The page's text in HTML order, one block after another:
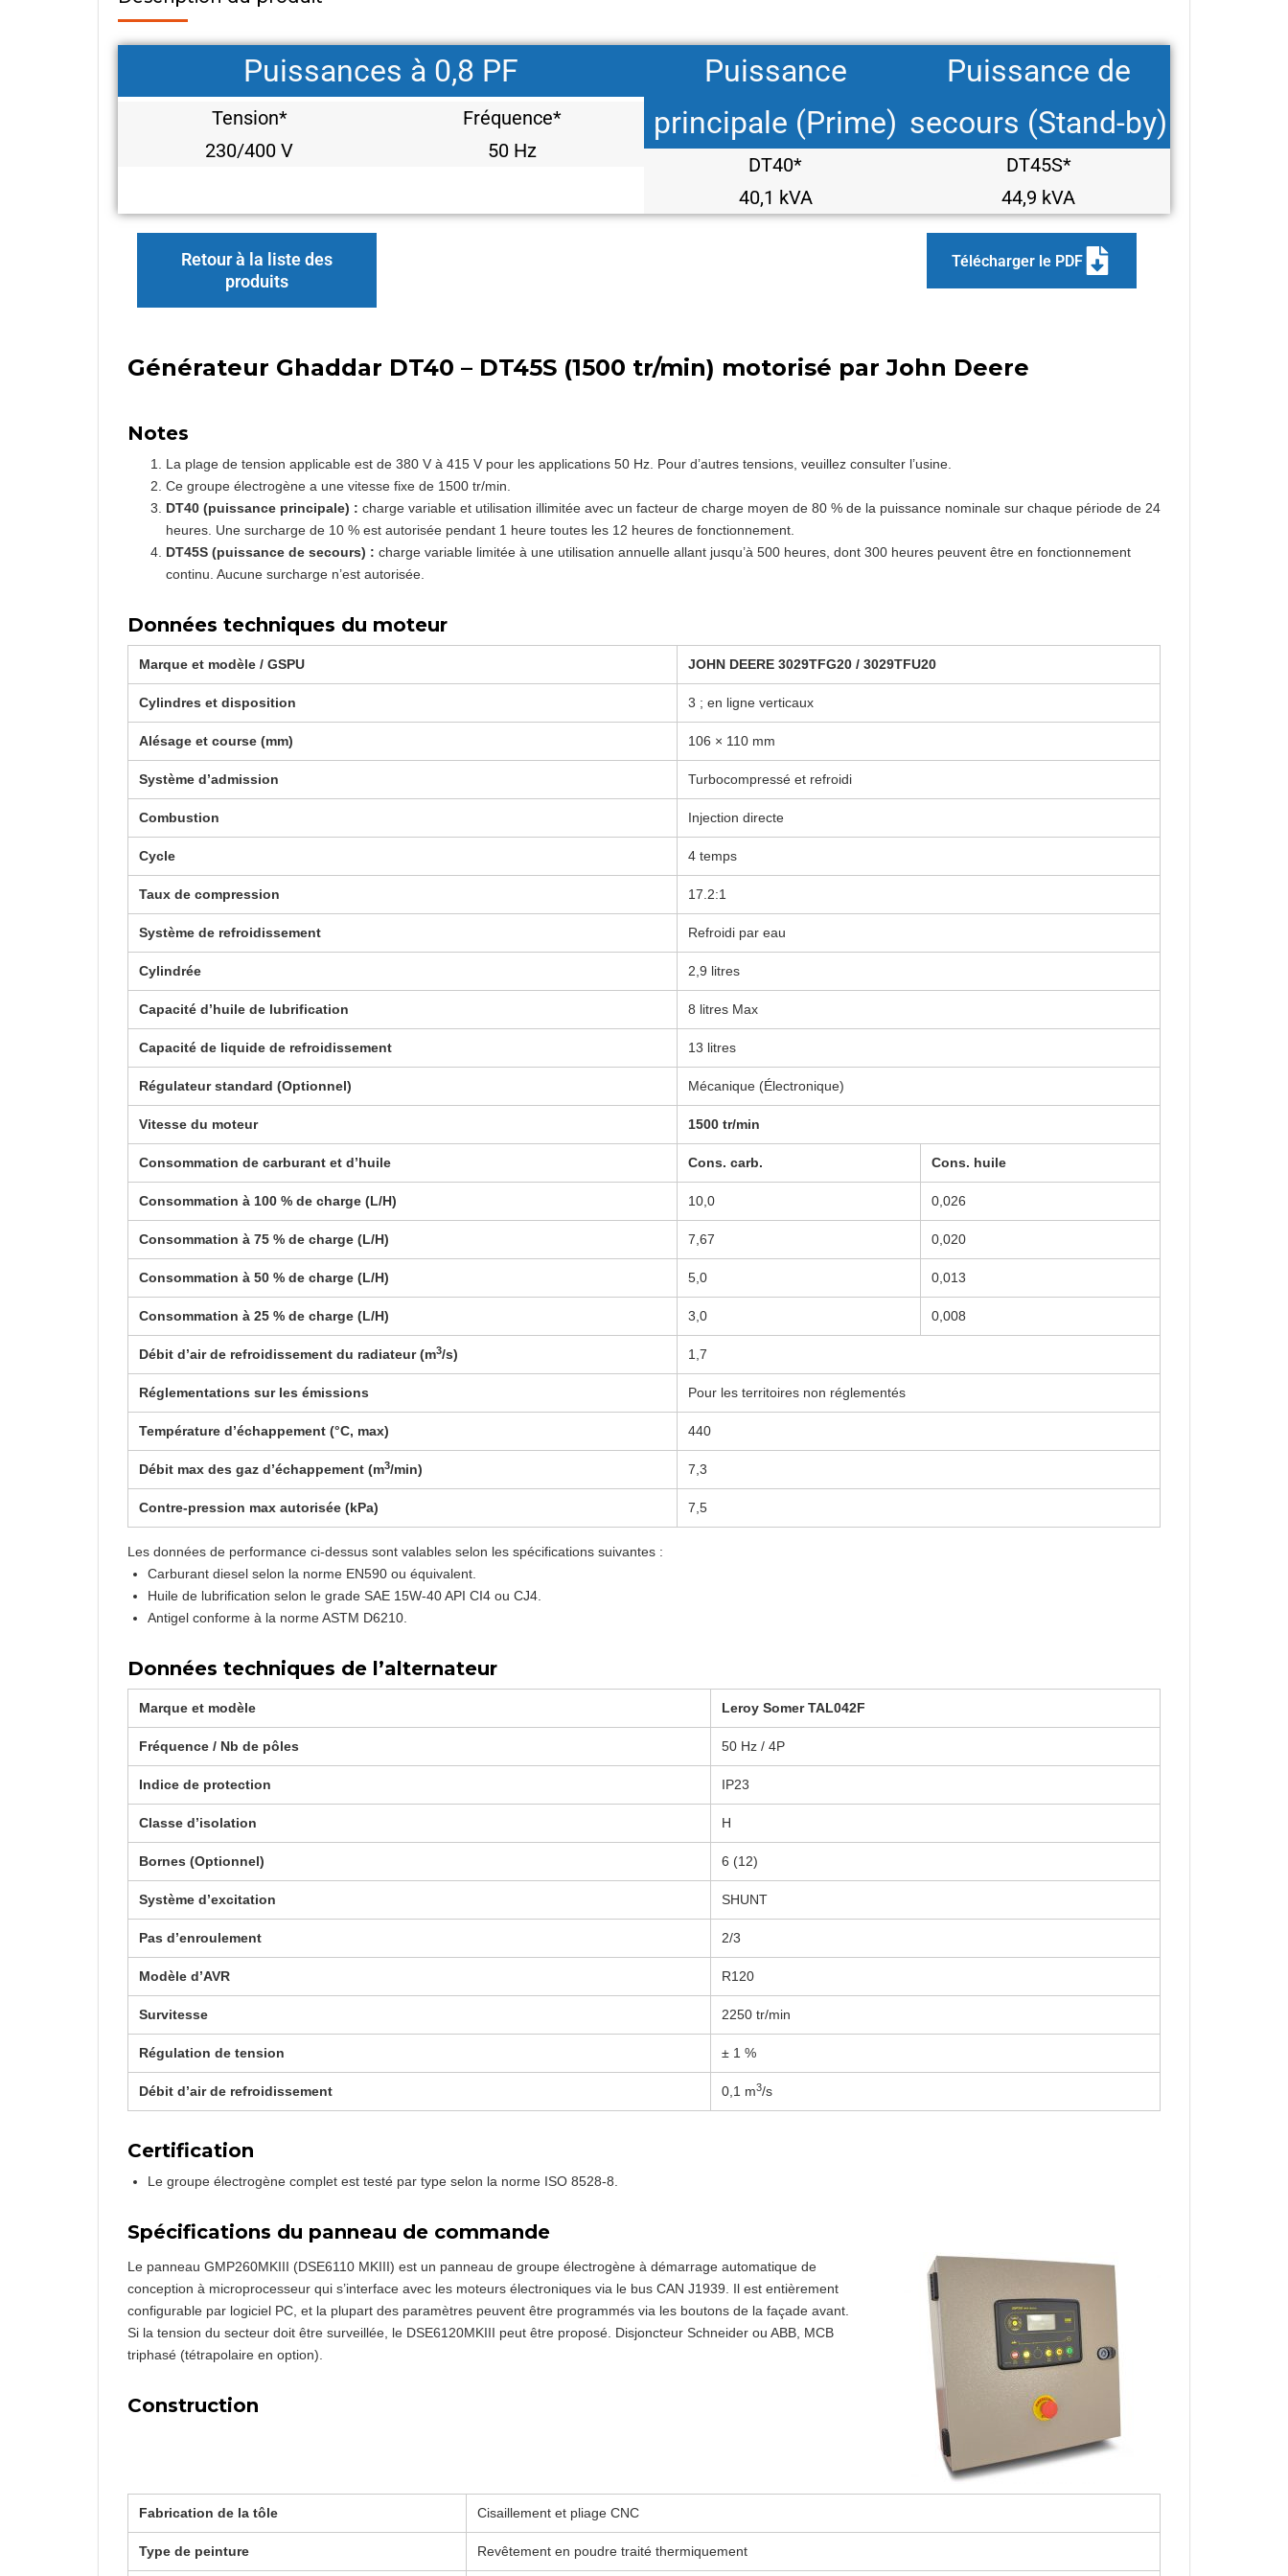
Puissances à 0,8 PF
Tension*
230/400 V
Fréquence*
50 Hz
Puissance
principale (Prime)
DT40*
40,1 kVA
Puissance de
secours (Stand-by)
DT45S*
44,9 kVA
Retour à la liste des
produits
Télécharger le PDF
Générateur Ghaddar DT40 – DT45S (1500 tr/min) motorisé par John Deere
Notes
La plage de tension applicable est de 380 V à 415 V pour les applications 50 Hz. Pour d’autres tensions, veuillez consulter l’usine.
Ce groupe électrogène a une vitesse fixe de 1500 tr/min.
DT40 (puissance principale) : charge variable et utilisation illimitée avec un facteur de charge moyen de 80 % de la puissance nominale sur chaque période de 24
heures. Une surcharge de 10 % est autorisée pendant 1 heure toutes les 12 heures de fonctionnement.
DT45S (puissance de secours) : charge variable limitée à une utilisation annuelle allant jusqu’à 500 heures, dont 300 heures peuvent être en fonctionnement
continu. Aucune surcharge n’est autorisée.
Données techniques du moteur
Marque et modèle / GSPU JOHN DEERE 3029TFG20 / 3029TFU20
Cylindres et disposition 3 ; en ligne verticaux
Alésage et course (mm) 106 × 110 mm
Système d’admission Turbocompressé et refroidi
Combustion Injection directe
Cycle 4 temps
Taux de compression 17.2:1
Système de refroidissement Refroidi par eau
Cylindrée 2,9 litres
Capacité d’huile de lubrification 8 litres Max
Capacité de liquide de refroidissement 13 litres
Régulateur standard (Optionnel) Mécanique (Électronique)
Vitesse du moteur 1500 tr/min
Consommation de carburant et d’huile Cons. carb. Cons. huile
Consommation à 100 % de charge (L/H) 10,0 0,026
Consommation à 75 % de charge (L/H) 7,67 0,020
Consommation à 50 % de charge (L/H) 5,0 0,013
Consommation à 25 % de charge (L/H) 3,0 0,008
Débit d’air de refroidissement du radiateur (m3/s) 1,7
Réglementations sur les émissions Pour les territoires non réglementés
Température d’échappement (°C, max) 440
Débit max des gaz d’échappement (m3/min) 7,3
Contre-pression max autorisée (kPa) 7,5
Les données de performance ci-dessus sont valables selon les spécifications suivantes :
Carburant diesel selon la norme EN590 ou équivalent.
Huile de lubrification selon le grade SAE 15W-40 API CI4 ou CJ4.
Antigel conforme à la norme ASTM D6210.
Données techniques de l’alternateur
Marque et modèle Leroy Somer TAL042F
Fréquence / Nb de pôles 50 Hz / 4P
Indice de protection IP23
Classe d’isolation H
Bornes (Optionnel) 6 (12)
Système d’excitation SHUNT
Pas d’enroulement 2/3
Modèle d’AVR R120
Survitesse 2250 tr/min
Régulation de tension ± 1 %
Débit d’air de refroidissement 0,1 m3/s
Certification
Le groupe électrogène complet est testé par type selon la norme ISO 8528-8.
Spécifications du panneau de commande
Le panneau GMP260MKIII (DSE6110 MKIII) est un panneau de groupe électrogène à démarrage automatique de
conception à microprocesseur qui s’interface avec les moteurs électroniques via le bus CAN J1939. Il est entièrement
configurable par logiciel PC, et la plupart des paramètres peuvent être programmés via les boutons de la façade avant.
Si la tension du secteur doit être surveillée, le DSE6120MKIII peut être proposé. Disjoncteur Schneider ou ABB, MCB
triphasé (tétrapolaire en option).
Construction
Fabrication de la tôle Cisaillement et pliage CNC
Type de peinture Revêtement en poudre traité thermiquement